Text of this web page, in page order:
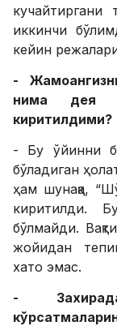
кучайтиргани
иккинчи
кейин
-
нима дея
киритилдими?
- Бу ўйинни
бўладиган
ҳам шунақа,
киритилди.
бўлмайди.
жойидан
хато эмас.
-